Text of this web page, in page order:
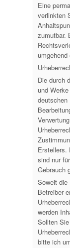
Eine
verlinkten
zumutbar.
umgehend
Die durch
und
deutschen
Erstellers.
sind nur
Gebrauch
Soweit die
Betreiber
werden
Sollten
bitte ich